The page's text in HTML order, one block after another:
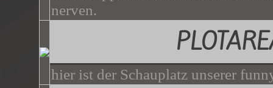
nerven.
hier ist der Schauplatz unserer